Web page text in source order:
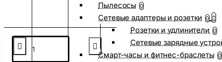
Пылесосы 0
Сетевые адаптеры и розетки 0
Розетки и удлинители 0
Сетевые зарядные
Смарт-часы и фитнес-браслеты 0